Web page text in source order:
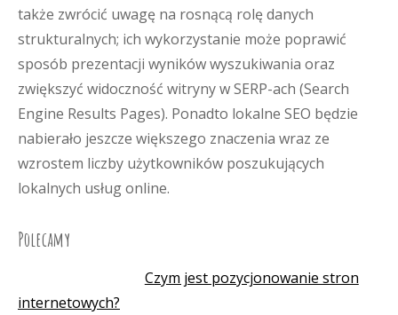
także zwrócić uwagę na rosnącą rolę danych
strukturalnych; ich wykorzystanie może poprawić
sposób prezentacji wyników wyszukiwania oraz
zwiększyć widoczność witryny w SERP-ach (Search
Engine Results Pages). Ponadto lokalne SEO będzie
nabierało jeszcze większego znaczenia wraz ze
wzrostem liczby użytkowników poszukujących
lokalnych usług online.
Polecamy
Czym jest pozycjonowanie stron
internetowych?